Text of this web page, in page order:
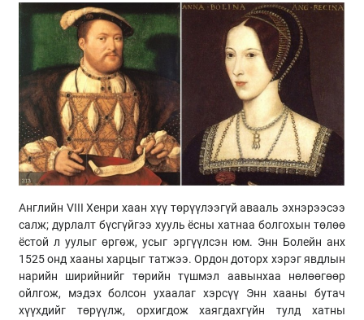
Английн VIII Хенри хаан хүү төрүүлээгүй авааль эхнэрээсээ
салж; дурлалт бүсгүйгээ хууль ёсны хатнаа болгохын төлөө
ёстой л уулыг өргөж, усыг эргүүлсэн юм. Энн Болейн анх
1525 онд хааны харцыг татжээ. Ордон доторх хэрэг явдлын
нарийн ширийнийг төрийн түшмэл аавынхаа нөлөөгөөр
ойлгож, мэдэх болсон ухаалаг хэрсүү Энн хааны бутач
хүүхдийг төрүүлж, орхигдож хаягдахгүйн тулд хатны